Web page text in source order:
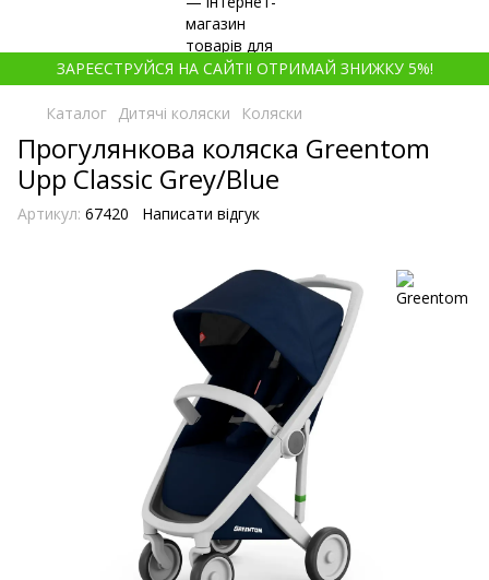
ЗАРЕЄСТРУЙСЯ НА САЙТІ! ОТРИМАЙ ЗНИЖКУ 5%!
Каталог Дитячі коляски Коляски
Прогулянкова коляска Greentom
Upp Classic Grey/Blue
Артикул: 67420 Написати відгук